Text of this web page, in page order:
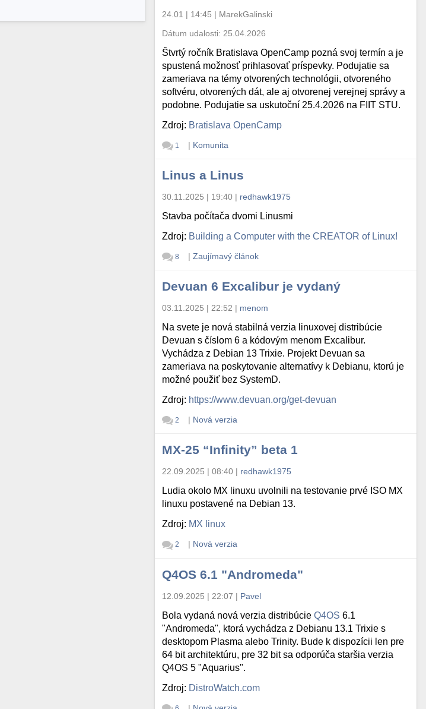
24.01 | 14:45 | MarekGalinski
Dátum udalosti: 25.04.2026
Štvrtý ročník Bratislava OpenCamp pozná svoj termín a je
spustená možnosť prihlasovať príspevky. Podujatie sa
zameriava na témy otvorených technológii, otvoreného
softvéru, otvorených dát, ale aj otvorenej verejnej správy a
podobne. Podujatie sa uskutoční 25.4.2026 na FIIT STU.
Zdroj: Bratislava OpenCamp
1 | Komunita
Linus a Linus
30.11.2025 | 19:40 | redhawk1975
Stavba počítača dvomi Linusmi
Zdroj: Building a Computer with the CREATOR of Linux!
8 | Zaujímavý článok
Devuan 6 Excalibur je vydaný
03.11.2025 | 22:52 | menom
Na svete je nová stabilná verzia linuxovej distribúcie
Devuan s číslom 6 a kódovým menom Excalibur.
Vychádza z Debian 13 Trixie. Projekt Devuan sa
zameriava na poskytovanie alternatívy k Debianu, ktorú je
možné použiť bez SystemD.
Zdroj: https://www.devuan.org/get-devuan
2 | Nová verzia
MX-25 “Infinity” beta 1
22.09.2025 | 08:40 | redhawk1975
Ludia okolo MX linuxu uvolnili na testovanie prvé ISO MX
linuxu postavené na Debian 13.
Zdroj: MX linux
2 | Nová verzia
Q4OS 6.1 "Andromeda"
12.09.2025 | 22:07 | Pavel
Bola vydaná nová verzia distribúcieQ4OS 6.1
"Andromeda", ktorá vychádza z Debianu 13.1 Trixie s
desktopom Plasma alebo Trinity. Bude k dispozícii len pre
64 bit architektúru, pre 32 bit sa odporúča staršia verzia
Q4OS 5 "Aquarius".
Zdroj: DistroWatch.com